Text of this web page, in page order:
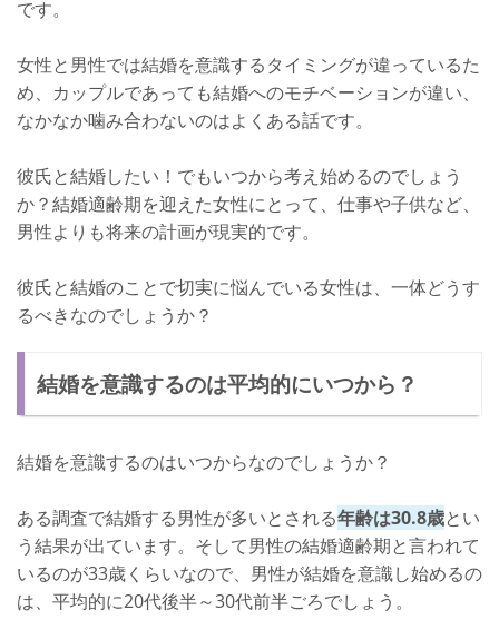
です。
女性と男性では結婚を意識するタイミングが違っているた
め、カップルであっても結婚へのモチベーションが違い、
なかなか噛み合わないのはよくある話です。
彼氏と結婚したい！でもいつから考え始めるのでしょう
か？結婚適齢期を迎えた女性にとって、仕事や子供など、
男性よりも将来の計画が現実的です。
彼氏と結婚のことで切実に悩んでいる女性は、一体どうす
るべきなのでしょうか？
結婚を意識するのは平均的にいつから？
結婚を意識するのはいつからなのでしょうか？
ある調査で結婚する男性が多いとされる年齢は30.8歳とい
う結果が出ています。そして男性の結婚適齢期と言われて
いるのが33歳くらいなので、男性が結婚を意識し始めるの
は、平均的に20代後半～30代前半ごろでしょう。